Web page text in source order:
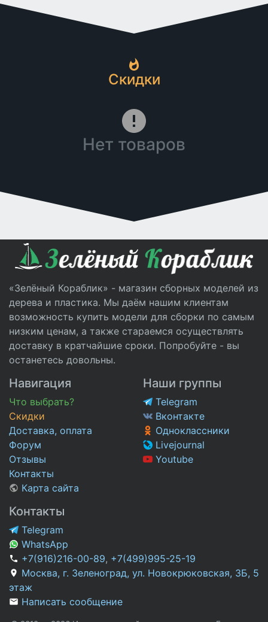
Скидки
Нет товаров
«Зелёный Кораблик» - магазин сборных моделей из
дерева и пластика. Мы даём нашим клиентам
возможность купить модели для сборки по самым
низким ценам, а также стараемся осуществлять
доставку в кратчайшие сроки. Попробуйте - вы
останетесь довольны.
Навигация
Что выбрать?
Скидки
Доставка, оплата
Форум
Отзывы
Контакты
Карта сайта
Наши группы
Telegram
Вконтакте
Одноклассники
Livejournal
Youtube
Контакты
Telegram
WhatsApp
+7(916)216-00-89, +7(499)995-25-19
Москва, г. Зеленоград, ул. Новокрюковская, 3Б, 5
этаж
Написать сообщение